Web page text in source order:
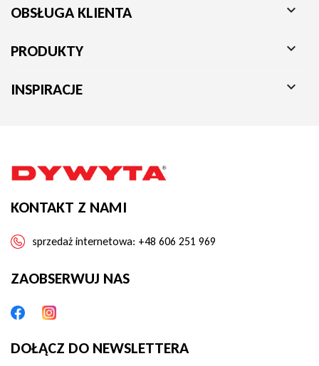
OBSŁUGA KLIENTA 
PRODUKTY 
INSPIRACJE 
KONTAKT Z NAMI
sprzedaż internetowa: +48 606 251 969
ZAOBSERWUJ NAS
DOŁĄCZ DO NEWSLETTERA